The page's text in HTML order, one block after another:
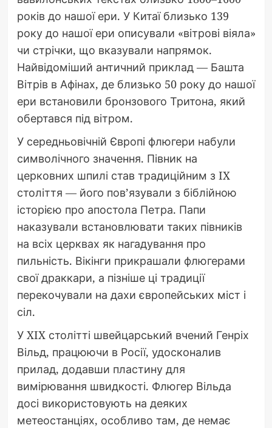
років до нашої ери. У Китаї близько 139
року до нашої ери описували «вітрові віяла»
чи стрічки, що вказували напрямок.
Найвідоміший античний приклад — Башта
Вітрів в Афінах, де близько 50 року до нашої
ери встановили бронзового Тритона, який
обертався під вітром.
У середньовічній Європі флюгери набули
символічного значення. Півник на
церковних шпилі став традиційним з IX
століття — його пов’язували з біблійною
історією про апостола Петра. Папи
наказували встановлювати таких півників
на всіх церквах як нагадування про
пильність. Вікінги прикрашали флюгерами
свої драккари, а пізніше ці традиції
перекочували на дахи європейських міст і
сіл.
У XIX столітті швейцарський вчений Генріх
Вільд, працюючи в Росії, удосконалив
прилад, додавши пластину для
вимірювання швидкості. Флюгер Вільда
досі використовують на деяких
метеостанціях, особливо там, де немає